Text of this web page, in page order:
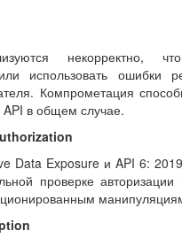
некорректно,
использовать ошибки
Компрометация
API в общем случае.
Data Exposure и API 6:
проверке